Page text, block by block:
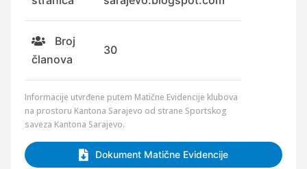
Broj
članova
30
Informacije utvrđene putem Matične Evidencije klubova
na prostoru Kantona Sarajevo od strane Sportskog
saveza Kantona Sarajevo.
Dokument Matične Evidencije